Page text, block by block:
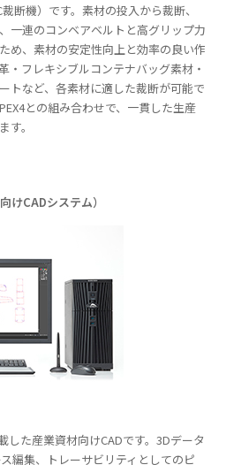
断機）です。素材の投入から裁断、
一連のコンベアベルトと高グリップ力
め、素材の安定性向上と効率の良い作
・フレキシブルコンテナバッグ素材・
トなど、各素材に適した裁断が可能で
との組み合わせで、一貫した生産
。
けCADシステム）
した産業資材向けCADです。3Dデータ
編集、トレーサビリティとしてのピ